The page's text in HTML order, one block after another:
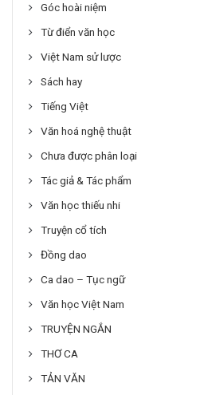
Góc hoài niệm
Từ điển văn học
Việt Nam sử lược
Sách hay
Tiếng Việt
Văn hoá nghệ thuật
Chưa được phân loại
Tác giả & Tác phẩm
Văn học thiếu nhi
Truyện cổ tích
Đồng dao
Ca dao – Tục ngữ
Văn học Việt Nam
TRUYỆN NGẮN
THƠ CA
TẢN VĂN